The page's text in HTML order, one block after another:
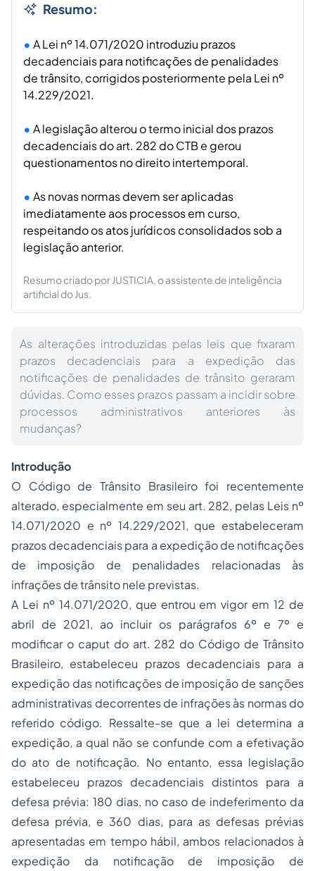
Resumo:
A Lei nº 14.071/2020 introduziu prazos
decadenciais para notificações de penalidades
de trânsito, corrigidos posteriormente pela Lei nº
14.229/2021.
A legislação alterou o termo inicial dos prazos
decadenciais do art. 282 do CTB e gerou
questionamentos no direito intertemporal.
As novas normas devem ser aplicadas
imediatamente aos processos em curso,
respeitando os atos jurídicos consolidados sob a
legislação anterior.
Resumo criado por JUSTICIA, o assistente de inteligência
artificial do Jus.
As alterações introduzidas pelas leis que fixaram
prazos decadenciais para a expedição das
notificações de penalidades de trânsito geraram
dúvidas. Como esses prazos passam a incidir sobre
processos administrativos anteriores às
mudanças?
Introdução
O Código de Trânsito Brasileiro foi recentemente
alterado, especialmente em seu art. 282, pelas Leis nº
14.071/2020 e nº 14.229/2021, que estabeleceram
prazos decadenciais para a expedição de notificações
de imposição de penalidades relacionadas às
infrações de trânsito nele previstas.
A Lei nº 14.071/2020, que entrou em vigor em 12 de
abril de 2021, ao incluir os parágrafos 6º e 7º e
modificar o caput do art. 282 do Código de Trânsito
Brasileiro, estabeleceu prazos decadenciais para a
expedição das notificações de imposição de sanções
administrativas decorrentes de infrações às normas do
referido código. Ressalte-se que a lei determina a
expedição, a qual não se confunde com a efetivação
do ato de notificação. No entanto, essa legislação
estabeleceu prazos decadenciais distintos para a
defesa prévia: 180 dias, no caso de indeferimento da
defesa prévia, e 360 dias, para as defesas prévias
apresentadas em tempo hábil, ambos relacionados à
expedição da notificação de imposição de